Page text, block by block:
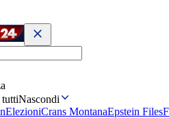
Nascondi
ElezioniCrans MontanaEpstein Files